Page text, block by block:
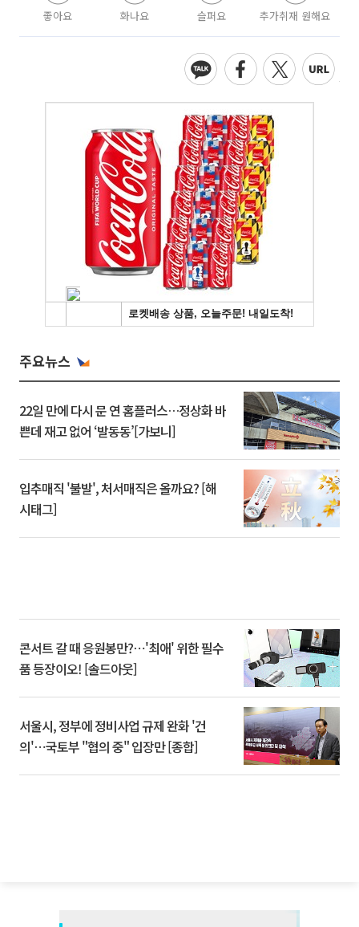
좋아요 화나요 슬퍼요 추가취재 원해요
주요뉴스
22일 만에 다시 문 연 홈플러스…정상화 바
쁜데 재고 없어 ‘발동동’[가보니]
입추매직 '불발', 처서매직은 올까요? [해
시태그]
콘서트 갈 때 응원봉만?⋯'최애' 위한 필수
품 등장이오! [솔드아웃]
서울시, 정부에 정비사업 규제 완화 '건
의'⋯국토부 "협의 중" 입장만 [종합]